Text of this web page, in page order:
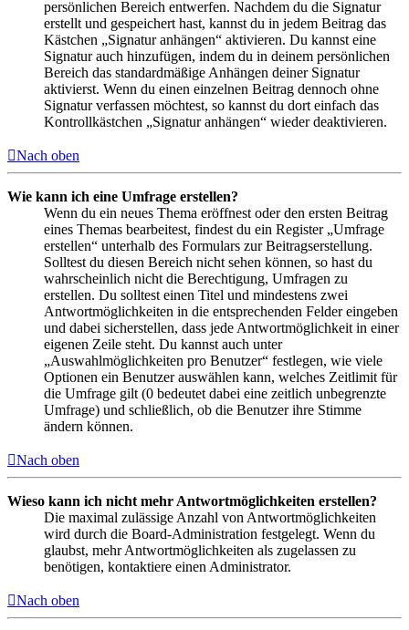
persönlichen Bereich entwerfen. Nachdem du die Signatur
erstellt und gespeichert hast, kannst du in jedem Beitrag das
Kästchen „Signatur anhängen“ aktivieren. Du kannst eine
Signatur auch hinzufügen, indem du in deinem persönlichen
Bereich das standardmäßige Anhängen deiner Signatur
aktivierst. Wenn du einen einzelnen Beitrag dennoch ohne
Signatur verfassen möchtest, so kannst du dort einfach das
Kontrollkästchen „Signatur anhängen“ wieder deaktivieren.
Nach oben
Wie kann ich eine Umfrage erstellen?
Wenn du ein neues Thema eröffnest oder den ersten Beitrag
eines Themas bearbeitest, findest du ein Register „Umfrage
erstellen“ unterhalb des Formulars zur Beitragserstellung.
Solltest du diesen Bereich nicht sehen können, so hast du
wahrscheinlich nicht die Berechtigung, Umfragen zu
erstellen. Du solltest einen Titel und mindestens zwei
Antwortmöglichkeiten in die entsprechenden Felder eingeben
und dabei sicherstellen, dass jede Antwortmöglichkeit in einer
eigenen Zeile steht. Du kannst auch unter
„Auswahlmöglichkeiten pro Benutzer“ festlegen, wie viele
Optionen ein Benutzer auswählen kann, welches Zeitlimit für
die Umfrage gilt (0 bedeutet dabei eine zeitlich unbegrenzte
Umfrage) und schließlich, ob die Benutzer ihre Stimme
ändern können.
Nach oben
Wieso kann ich nicht mehr Antwortmöglichkeiten erstellen?
Die maximal zulässige Anzahl von Antwortmöglichkeiten
wird durch die Board-Administration festgelegt. Wenn du
glaubst, mehr Antwortmöglichkeiten als zugelassen zu
benötigen, kontaktiere einen Administrator.
Nach oben